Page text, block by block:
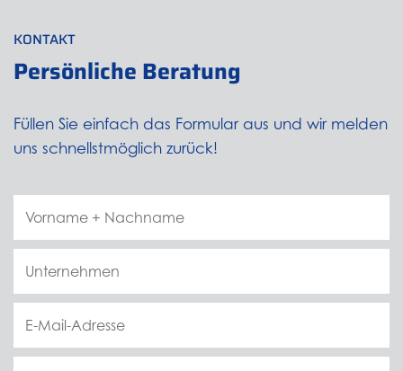
KONTAKT
Persönliche Beratung
Füllen Sie einfach das Formular aus und wir melden
uns schnellstmöglich zurück!